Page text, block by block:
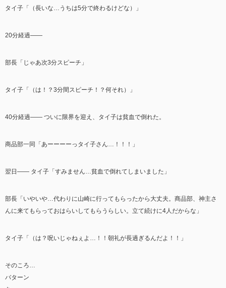
タイ子「（長いな…うちは5分で終わるけどな）」
20分経過――
部長「じゃあ次3分スピーチ」
タイ子「（は！？3分間スピーチ！？何それ）」
40分経過―― ついに限界を迎え、タイ子は貧血で倒れた。
商品部一同「あーーーーっタイ子さん…！！！」
翌日―― タイ子「すみません…貧血で倒れてしまいました」
部長「いやいや…代わりに山崎に行ってもらったから大丈夫。商品部、神主さ
んに来てもらっておはらいしてもらうらしい。立て続けに4人だからな」
タイ子「（は？呪いじゃねぇよ…！！朝礼が長過ぎるんだよ！！」
そのころ…
バターン